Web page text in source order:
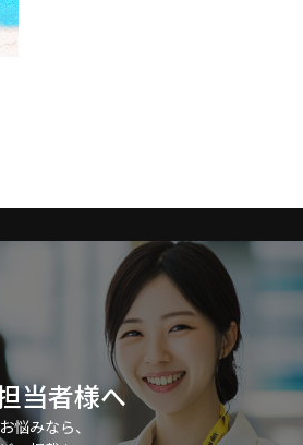
当者様へ
悩みなら、